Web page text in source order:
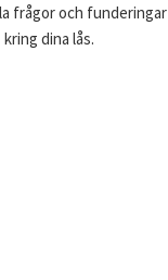
frågor och funderingar
kring dina lås.